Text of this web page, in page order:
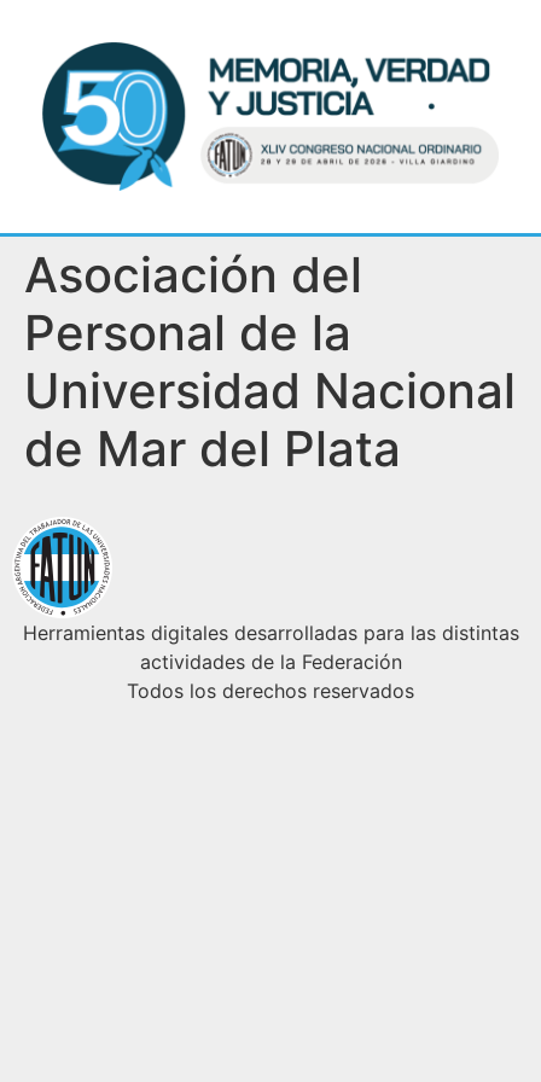
Asociación del
Personal de la
Universidad Nacional
de Mar del Plata
Herramientas digitales desarrolladas para las distintas
actividades de la Federación
Todos los derechos reservados